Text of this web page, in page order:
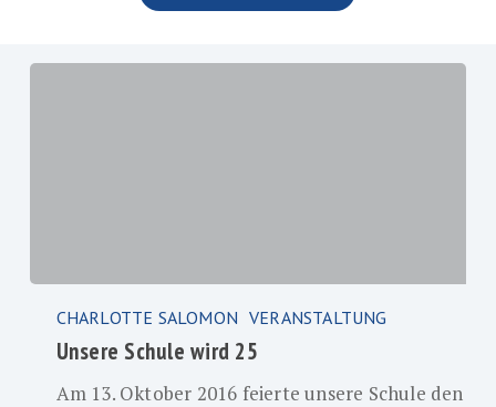
Schule
wird
CHARLOTTE SALOMON VERANSTALTUNG
Unsere Schule wird 25
Am 13. Oktober 2016 feierte unsere Schule den